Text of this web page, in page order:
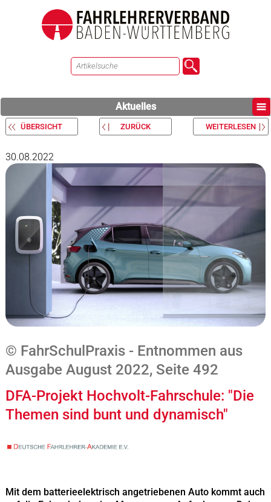
Aktuelles
ÜBERSICHT ZURÜCK WEITERLESEN
30.08.2022
© FahrSchulPraxis - Entnommen aus
Ausgabe August 2022, Seite 492
DFA-Projekt Hochvolt-Fahrschule: "Die
Themen sind bunt und dynamisch"
Mit dem batterieelektrisch angetriebenen Auto kommt auch